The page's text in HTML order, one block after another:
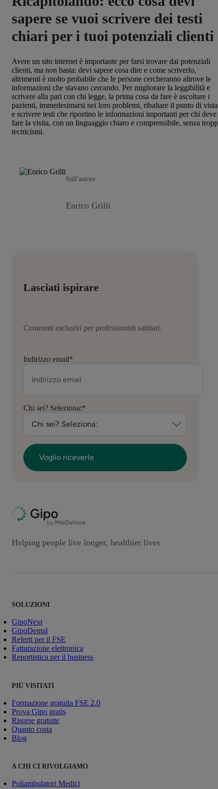
sapere se vuoi scrivere dei testi
chiari per i tuoi potenziali clienti
Avere un sito internet è importante per farsi trovare dai potenziali
clienti, ma non basta: devi sapere cosa dire e come scriverlo,
altrimenti è molto probabile che le persone cercheranno altrove le
informazioni che stavano cercando. Per migliorare la leggibilità e
scrivere alla pari con chi legge, la prima cosa da fare è ascoltare i
pazienti, immedesimarsi nei loro problemi, ribaltare il punto di vista
e scrivere testi che riportino le informazioni importanti per chi deve
fare la visita, con un linguaggio chiaro e comprensibile, senza
tecnicismi.
Sull'autore
Enrico Grilli
Lasciati ispirare
Contenuti esclusivi per professionisti sanitari.
Indirizzo email*
Chi sei? Seleziona:*
Helping people live longer, healthier lives
SOLUZIONI
GipoNext
GipoDental
Referti per il FSE
Fatturazione elettronica
Reportistica per il business
PIÙ VISITATI
Formazione gratuita FSE 2.0
Prova Gipo gratis
Risorse gratuite
Quanto costa
Blog
A CHI CI RIVOLGIAMO
Poliambulatori Medici